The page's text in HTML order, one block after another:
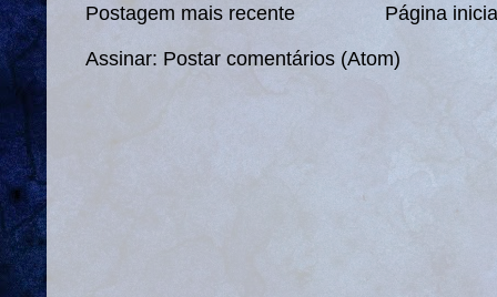
Postagem mais recente Página
Assinar: Postar comentários (Atom)